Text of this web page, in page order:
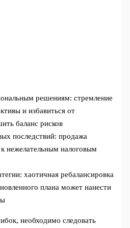
решениям: стремление
и избавиться от
баланс рисков
последствий: продажа
нежелательным налоговым
хаотичная ребалансировка
плана может нанести
необходимо следовать